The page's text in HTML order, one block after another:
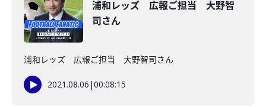
浦和レッズ 広報ご担当 大野智
司さん
浦和レッズ 広報ご担当 大野智司さん
2021.08.06 |00:08:15